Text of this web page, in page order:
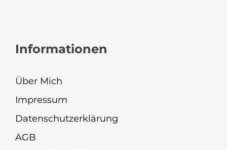
Informationen
Über Mich
Impressum
Datenschutzerklärung
AGB